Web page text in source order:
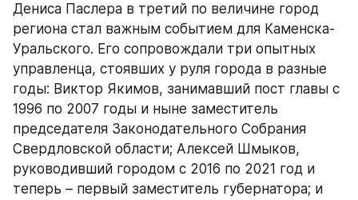
Дениса Паслера в третий по величине город
региона стал важным событием для Каменска-
Уральского. Его сопровождали три опытных
управленца, стоявших у руля города в разные
годы: Виктор Якимов, занимавший пост главы с
1996 по 2007 годы и ныне заместитель
председателя Законодательного Собрания
Свердловской области; Алексей Шмыков,
руководивший городом с 2016 по 2021 год и
теперь – первый заместитель губернатора; и